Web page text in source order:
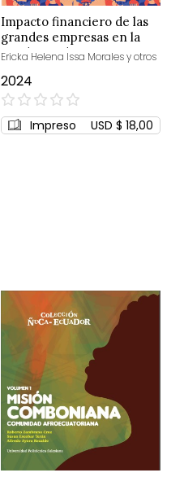
Impacto financiero de las
grandes empresas en la
pandemia de COVID-19
Ericka Helena Issa Morales y otros
2024
0%
Impreso USD $ 18,00